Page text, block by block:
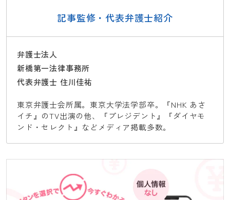
記事監修・代表弁護士紹介
弁護士法人
新橋第一法律事務所
代表弁護士 住川佳祐
東京弁護士会所属。東京大学法学部卒。『NHK あさ
イチ』のTV出演の他、『プレジデント』『ダイヤモ
ンド・セレクト』などメディア掲載多数。